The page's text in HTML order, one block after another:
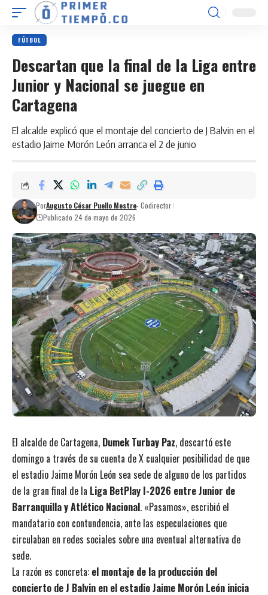
FÚTBOL
Descartan que la final de la Liga entre
Junior y Nacional se juegue en
Cartagena
El alcalde explicó que el montaje del concierto de J Balvin en el
estadio Jaime Morón León arranca el 2 de junio
PorAugusto César Puello Mestre- Codirector
Publicado 24 de mayo de 2026
El alcalde de Cartagena, Dumek Turbay Paz, descartó este
domingo a través de su cuenta de X cualquier posibilidad de que
el estadio Jaime Morón León sea sede de alguno de los partidos
de la gran final de la Liga BetPlay I-2026 entre Junior de
Barranquilla y Atlético Nacional. «Pasamos», escribió el
mandatario con contundencia, ante las especulaciones que
circulaban en redes sociales sobre una eventual alternativa de
sede.
La razón es concreta: el montaje de la producción del
concierto de J Balvin en el estadio Jaime Morón León inicia